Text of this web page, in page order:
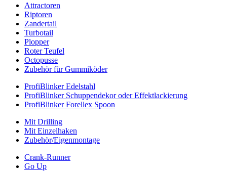
Attractoren
Riptoren
Zandertail
Turbotail
Plopper
Roter Teufel
Octopusse
Zubehör für Gummiköder
ProfiBlinker Edelstahl
ProfiBlinker Schuppendekor oder Effektlackierung
ProfiBlinker Forellex Spoon
Mit Drilling
Mit Einzelhaken
Zubehör/Eigenmontage
Crank-Runner
Go Up